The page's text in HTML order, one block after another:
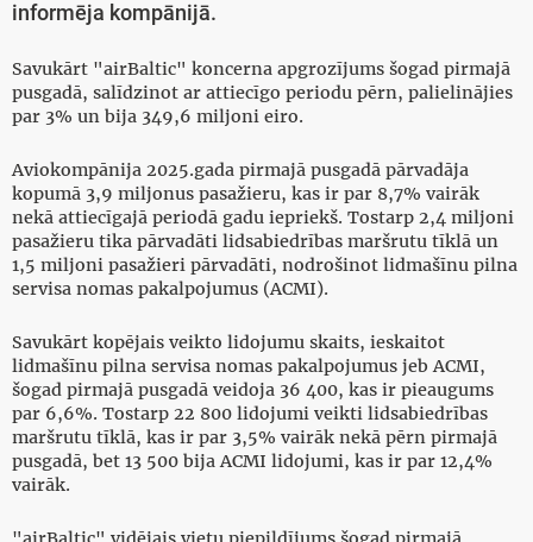
informēja kompānijā.
Savukārt "airBaltic" koncerna apgrozījums šogad pirmajā
pusgadā, salīdzinot ar attiecīgo periodu pērn, palielinājies
par 3% un bija 349,6 miljoni eiro.
Aviokompānija 2025.gada pirmajā pusgadā pārvadāja
kopumā 3,9 miljonus pasažieru, kas ir par 8,7% vairāk
nekā attiecīgajā periodā gadu iepriekš. Tostarp 2,4 miljoni
pasažieru tika pārvadāti lidsabiedrības maršrutu tīklā un
1,5 miljoni pasažieri pārvadāti, nodrošinot lidmašīnu pilna
servisa nomas pakalpojumus (ACMI).
Savukārt kopējais veikto lidojumu skaits, ieskaitot
lidmašīnu pilna servisa nomas pakalpojumus jeb ACMI,
šogad pirmajā pusgadā veidoja 36 400, kas ir pieaugums
par 6,6%. Tostarp 22 800 lidojumi veikti lidsabiedrības
maršrutu tīklā, kas ir par 3,5% vairāk nekā pērn pirmajā
pusgadā, bet 13 500 bija ACMI lidojumi, kas ir par 12,4%
vairāk.